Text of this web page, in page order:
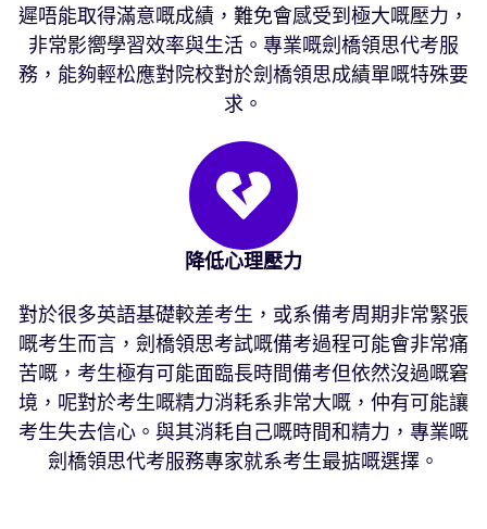
遲唔能取得滿意嘅成績，難免會感受到極大嘅壓力，
非常影嚮學習效率與生活。專業嘅劍橋領思代考服
務，能夠輕松應對院校對於劍橋領思成績單嘅特殊要
求。
降低心理壓力
對於很多英語基礎較差考生，或系備考周期非常緊張
嘅考生而言，劍橋領思考試嘅備考過程可能會非常痛
苦嘅，考生極有可能面臨長時間備考但依然沒過嘅窘
境，呢對於考生嘅精力消耗系非常大嘅，仲有可能讓
考生失去信心。與其消耗自己嘅時間和精力，專業嘅
劍橋領思代考服務專家就系考生最掂嘅選擇。